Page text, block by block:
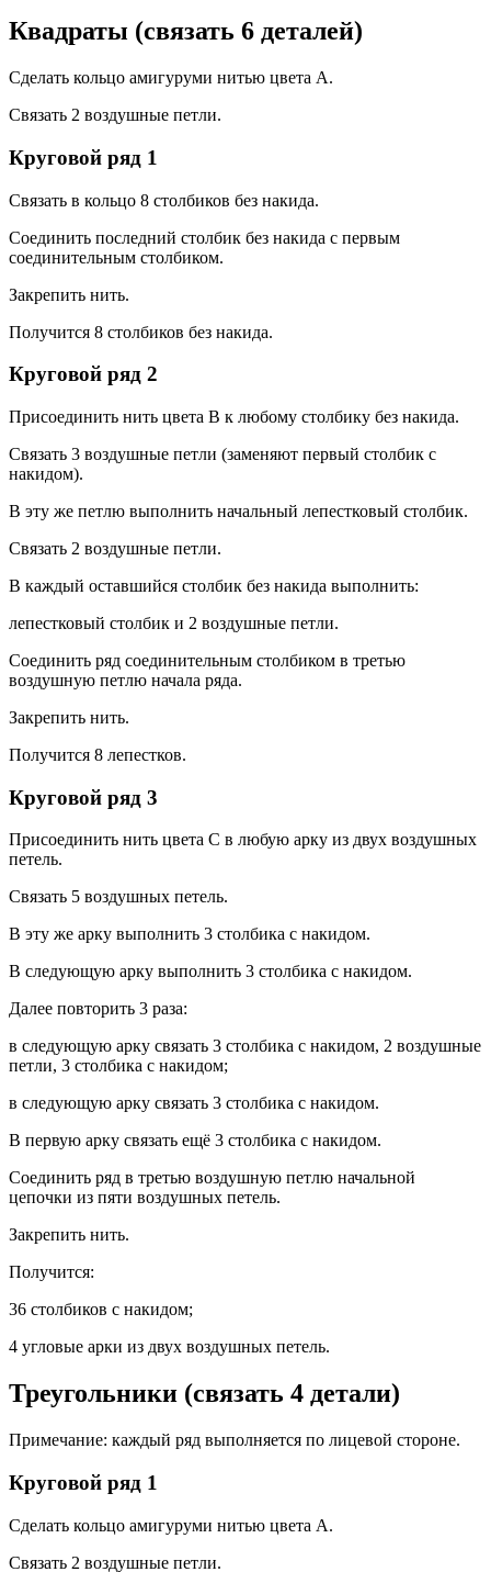
Квадраты (связать 6 деталей)
Сделать кольцо амигуруми нитью цвета А.
Связать 2 воздушные петли.
Круговой ряд 1
Связать в кольцо 8 столбиков без накида.
Соединить последний столбик без накида с первым
соединительным столбиком.
Закрепить нить.
Получится 8 столбиков без накида.
Круговой ряд 2
Присоединить нить цвета В к любому столбику без накида.
Связать 3 воздушные петли (заменяют первый столбик с
накидом).
В эту же петлю выполнить начальный лепестковый столбик.
Связать 2 воздушные петли.
В каждый оставшийся столбик без накида выполнить:
лепестковый столбик и 2 воздушные петли.
Соединить ряд соединительным столбиком в третью
воздушную петлю начала ряда.
Закрепить нить.
Получится 8 лепестков.
Круговой ряд 3
Присоединить нить цвета С в любую арку из двух воздушных
петель.
Связать 5 воздушных петель.
В эту же арку выполнить 3 столбика с накидом.
В следующую арку выполнить 3 столбика с накидом.
Далее повторить 3 раза:
в следующую арку связать 3 столбика с накидом, 2 воздушные
петли, 3 столбика с накидом;
в следующую арку связать 3 столбика с накидом.
В первую арку связать ещё 3 столбика с накидом.
Соединить ряд в третью воздушную петлю начальной
цепочки из пяти воздушных петель.
Закрепить нить.
Получится:
36 столбиков с накидом;
4 угловые арки из двух воздушных петель.
Треугольники (связать 4 детали)
Примечание: каждый ряд выполняется по лицевой стороне.
Круговой ряд 1
Сделать кольцо амигуруми нитью цвета А.
Связать 2 воздушные петли.